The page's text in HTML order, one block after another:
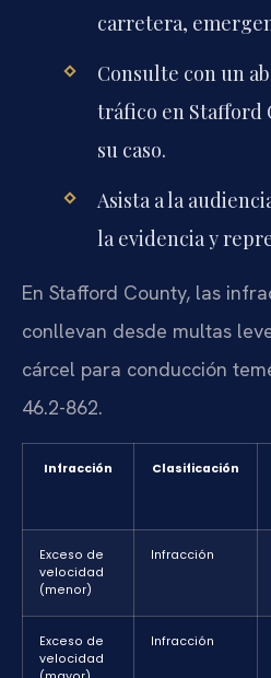
carretera,
Consulte con un
tráfico en Stafford
su caso.
Asista a la
la evidencia y
En Stafford County, las
conllevan desde multas
cárcel para conducción
46.2-862.
Infracción Clasificación
Exceso de
velocidad
(menor)
Infracción
Exceso de
velocidad
Infracción